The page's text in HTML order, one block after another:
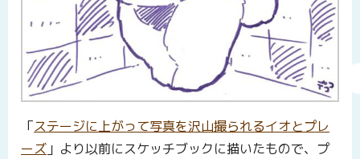
「ステージに上がって写真を沢山撮られるイオとプレ
ーズ 」より以前にスケッチブックに描いたもので、プ